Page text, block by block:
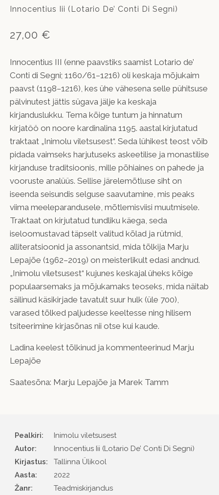
Innocentius Iii (Lotario De’ Conti Di Segni)
27,00 €
Innocentius III (enne paavstiks saamist Lotario de’
Conti di Segni; 1160/61–1216) oli keskaja mõjukaim
paavst (1198–1216), kes ühe vähesena selle pühitsuse
pälvinutest jättis sügava jälje ka keskaja
kirjanduslukku. Tema kõige tuntum ja hinnatum
kirjatöö on noore kardinalina 1195. aastal kirjutatud
traktaat „Inimolu viletsusest“. Seda lühikest teost võib
pidada vaimseks harjutuseks askeetilise ja monastilise
kirjanduse traditsioonis, mille põhiaines on pahede ja
vooruste analüüs. Sellise järelemõtluse siht on
iseenda seisundis selguse saavutamine, mis peaks
viima meeleparandusele, mõtlemisviisi muutmisele.
Traktaat on kirjutatud tundliku käega, seda
iseloomustavad täpselt valitud kõlad ja rütmid,
alliteratsioonid ja assonantsid, mida tõlkija Marju
Lepajõe (1962–2019) on meisterlikult edasi andnud.
„Inimolu viletsusest“ kujunes keskajal üheks kõige
populaarsemaks ja mõjukamaks teoseks, mida näitab
säilinud käsikirjade tavatult suur hulk (üle 700),
varased tõlked paljudesse keeltesse ning hilisem
tsiteerimine kirjasõnas nii otse kui kaude.
Ladina keelest tõlkinud ja kommenteerinud Marju
Lepajõe
Saatesõna: Marju Lepajõe ja Marek Tamm
Pealkiri:
Inimolu viletsusest
Autor
Innocentius Iii (Lotario De’ Conti Di Segni)
Kirjastus
Tallinna Ülikool
Aasta
2022
Žanr
Teadmiskirjandus